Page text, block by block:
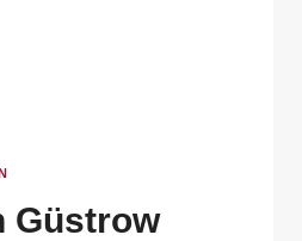
Güstrow